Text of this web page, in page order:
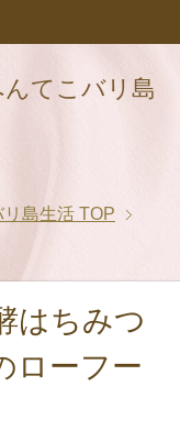
てこバリ島
リ島生活 TOP
はちみつ
ローフー